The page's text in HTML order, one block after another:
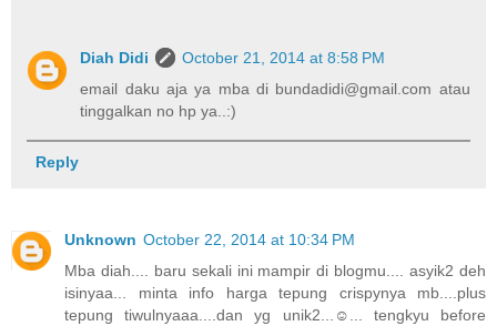
Diah Didi
October 21, 2014 at 8:58 PM
email daku aja ya mba di bundadidi@gmail.com atau
tinggalkan no hp ya..:)
Reply
Unknown October 22, 2014 at 10:34 PM
Mba diah.... baru sekali ini mampir di blogmu.... asyik2 deh
isinyaa... minta info harga tepung crispynya mb....plus
tepung tiwulnyaaa....dan yg unik2...☺... tengkyu before